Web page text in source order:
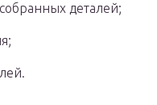
деталей;